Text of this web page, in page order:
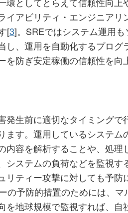
イアビリティ・エンジニアリ
[3]。SREではシステム運用も
し、運用を自動化するプログ
を防ぎ安定稼働の信頼性を向
発生前に適切なタイミングで
ます。運用しているシステム
内容を解析することや、処理
システムの負荷などを監視す
リティー攻撃に対しても予防
の予防的措置のためには、マ
を地球規模で監視すれば、自